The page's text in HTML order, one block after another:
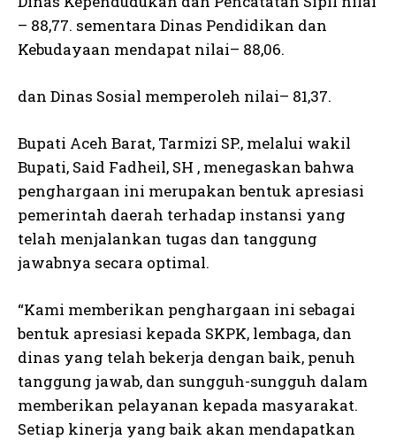
– 88,77. sementara Dinas Pendidikan dan
Kebudayaan mendapat nilai– 88,06.
dan Dinas Sosial memperoleh nilai– 81,37.
Bupati Aceh Barat, Tarmizi SP., melalui wakil
Bupati, Said Fadheil, SH , menegaskan bahwa
penghargaan ini merupakan bentuk apresiasi
pemerintah daerah terhadap instansi yang
telah menjalankan tugas dan tanggung
jawabnya secara optimal.
“Kami memberikan penghargaan ini sebagai
bentuk apresiasi kepada SKPK, lembaga, dan
dinas yang telah bekerja dengan baik, penuh
tanggung jawab, dan sungguh-sungguh dalam
memberikan pelayanan kepada masyarakat.
Setiap kinerja yang baik akan mendapatkan